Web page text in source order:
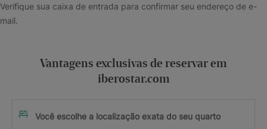
Verifique sua caixa de entrada para confirmar seu endereço de e-
mail.
Vantagens exclusivas de reservar em
iberostar.com
Você escolhe a localização exata do seu quarto